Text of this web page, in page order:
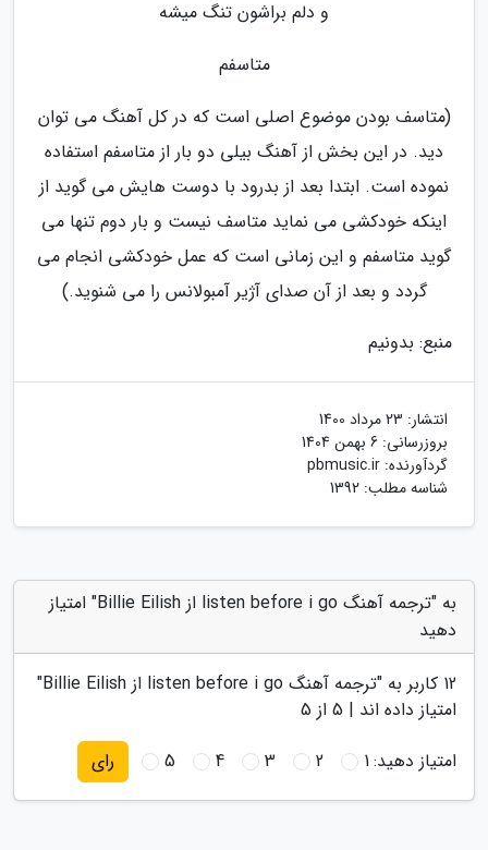
و دلم براشون تنگ میشه
متاسفم
(متاسف بودن موضوع اصلی است که در کل آهنگ می توان
دید. در این بخش از آهنگ بیلی دو بار از متاسفم استفاده
نموده است. ابتدا بعد از بدرود با دوست هایش می گوید از
اینکه خودکشی می نماید متاسف نیست و بار دوم تنها می
گوید متاسفم و این زمانی است که عمل خودکشی انجام می
گردد و بعد از آن صدای آژیر آمبولانس را می شنوید.)
منبع: بدونیم
انتشار: 23 مرداد 1400
بروزرسانی: 6 بهمن 1404
گردآورنده: pbmusic.ir
شناسه مطلب: 1392
به "ترجمه آهنگ listen before i go از Billie Eilish" امتیاز
دهید
12 کاربر به "ترجمه آهنگ listen before i go از Billie Eilish
"
امتیاز داده اند | 5 از 5
امتیاز دهید:1
2
3
4
5 رای